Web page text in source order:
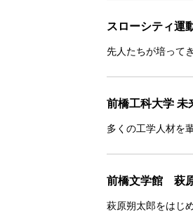
スローシティ運
先人たちが培って
前橋工科大学 未
多くの工学人材を
前橋文学館 萩
萩原朔太郎をはじ